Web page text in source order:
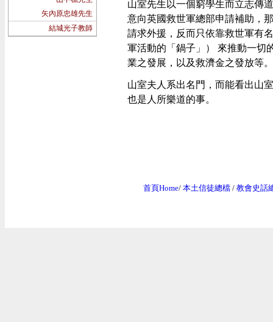
矢內原忠雄先生
結城光子教師
山室先生以一個窮學生而立志傳
意向英國救世軍總部申請補助，
請求外援，反而只依靠救世軍有
軍活動的「鍋子」）
來推動一切
業之發展，以及救濟金之發放等。
山室夫人系出名門，而能看出山
也是人所樂道的事。
首頁Home/ 本土信徒總檔 / 教會史話